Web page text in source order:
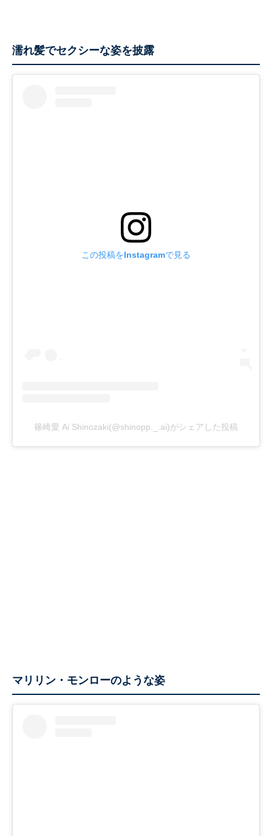
濡れ髪でセクシーな姿を披露
この投稿をInstagramで見る
篠崎愛 Ai Shinozaki(@shinopp._.ai)がシェアした投稿
マリリン・モンローのような姿